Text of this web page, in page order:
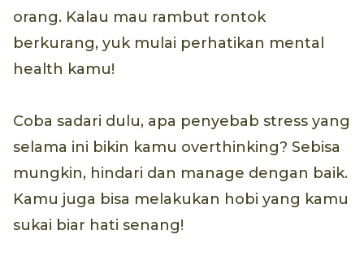
orang. Kalau mau rambut rontok
berkurang, yuk mulai perhatikan mental
health kamu!
Coba sadari dulu, apa penyebab stress yang
selama ini bikin kamu overthinking? Sebisa
mungkin, hindari dan manage dengan baik.
Kamu juga bisa melakukan hobi yang kamu
sukai biar hati senang!